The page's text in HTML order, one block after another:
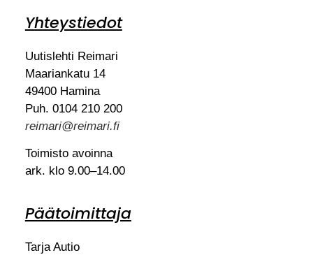
Yhteystiedot
Uutislehti Reimari
Maariankatu 14
49400 Hamina
Puh. 0104 210 200
reimari@reimari.fi
Toimisto avoinna
ark. klo 9.00–14.00
Päätoimittaja
Tarja Autio